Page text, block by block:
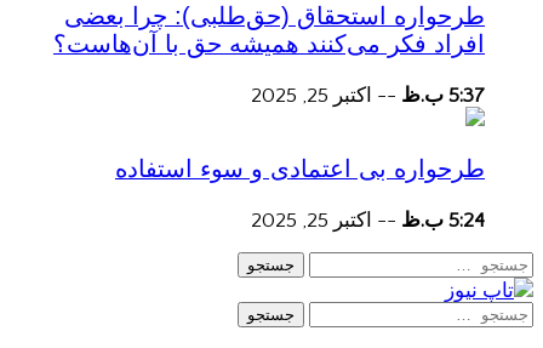
طرحواره استحقاق (حق‌طلبی): چرا بعضی
افراد فکر می‌کنند همیشه حق با آن‌هاست؟
5:37 ب.ظ -- اکتبر 25, 2025
طرحواره بی اعتمادی و سوء استفاده
5:24 ب.ظ -- اکتبر 25, 2025
جستجو
جستجو